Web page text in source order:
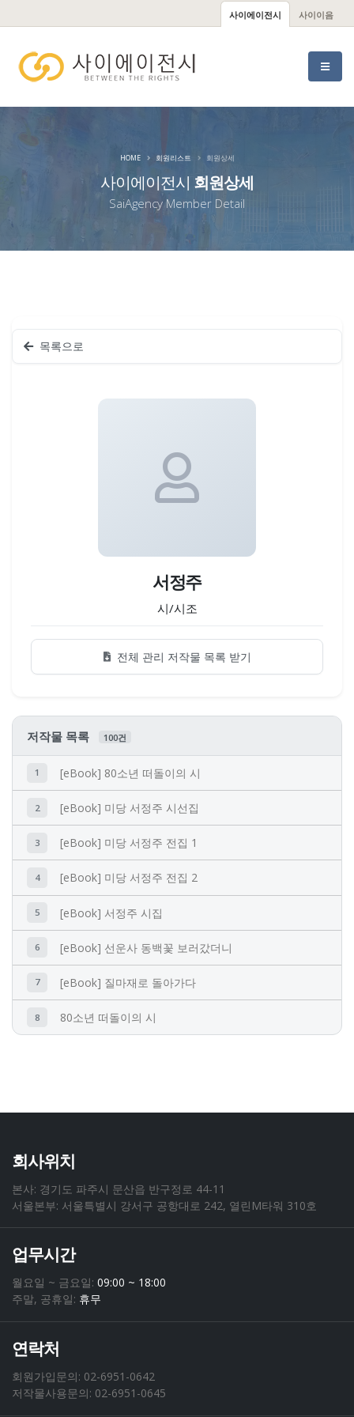
사이에이전시 사이이음
사이에이전시 회원상세
SaiAgency Member Detail
HOME 회원리스트 회원상세
목록으로
서정주
시/시조
전체 관리 저작물 목록 받기
저작물 목록 100건
1 [eBook] 80소년 떠돌이의 시
2 [eBook] 미당 서정주 시선집
3 [eBook] 미당 서정주 전집 1
4 [eBook] 미당 서정주 전집 2
5 [eBook] 서정주 시집
6 [eBook] 선운사 동백꽃 보러갔더니
7 [eBook] 질마재로 돌아가다
8 80소년 떠돌이의 시
12
개구리가 코끼리딸과 결혼한 이야기(서정주세계민화
집5)
13 견우의 노래
16 귀촉도
17
18 나의 시 나의 시쓰기
회사위치
본사: 경기도 파주시 문산읍 반구정로 44-11
서울본부: 서울특별시 강서구 공항대로 242, 열린M타워 310호
업무시간
월요일 ~ 금요일: 09:00 ~ 18:00
주말, 공휴일: 휴무
연락처
회원가입문의: 02-6951-0642
저작물사용문의: 02-6951-0645